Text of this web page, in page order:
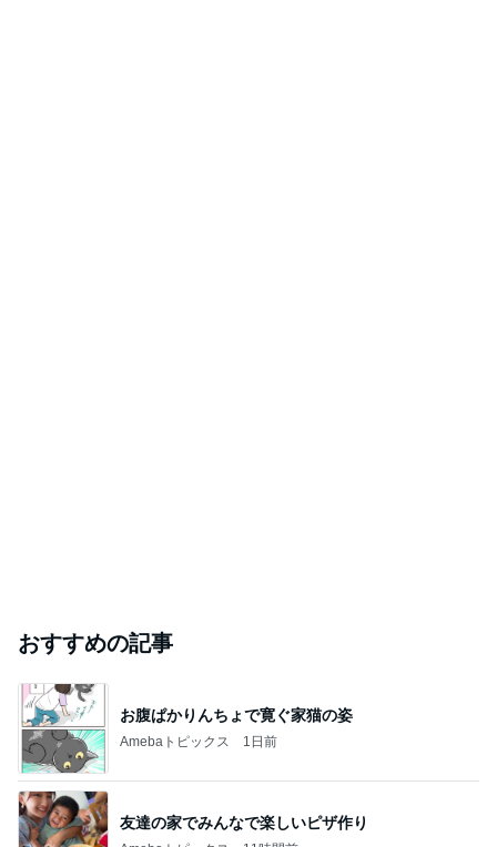
おすすめの記事
お腹ぱかりんちょで寛ぐ家猫の姿
Amebaトピックス 1日前
友達の家でみんなで楽しいピザ作り